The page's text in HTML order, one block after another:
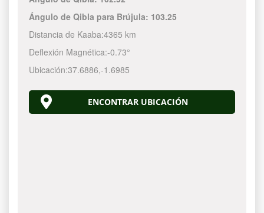
Ángulo de Qibla para Brújula: 103.25
Distancia de Kaaba:4365 km
Deflexión Magnética:-0.73°
Ubicación:37.6886,-1.6985
ENCONTRAR UBICACIÓN